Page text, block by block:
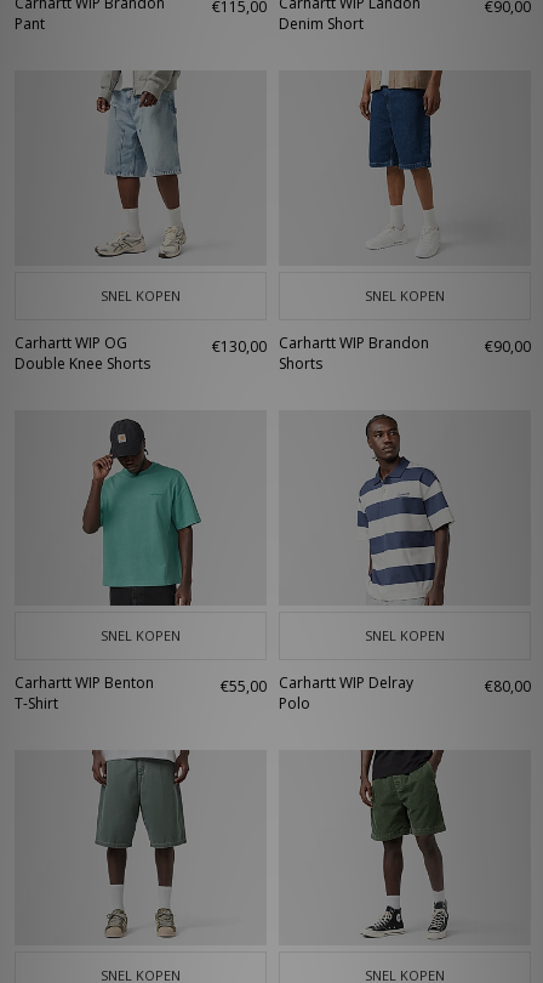
Pant
€115,00
Denim Short
€90,00
SNEL KOPEN
Carhartt WIP OG
Double Knee Shorts
€130,00
SNEL KOPEN
Carhartt WIP Brandon
Shorts
€90,00
SNEL KOPEN
Carhartt WIP Benton
T-Shirt
€55,00
SNEL KOPEN
Carhartt WIP Delray
Polo
€80,00
SNEL KOPEN SNEL KOPEN